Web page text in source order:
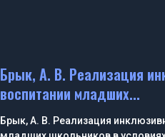
Брык, А. В. Реализация
воспитании младших...
Брык, А. В. Реализация